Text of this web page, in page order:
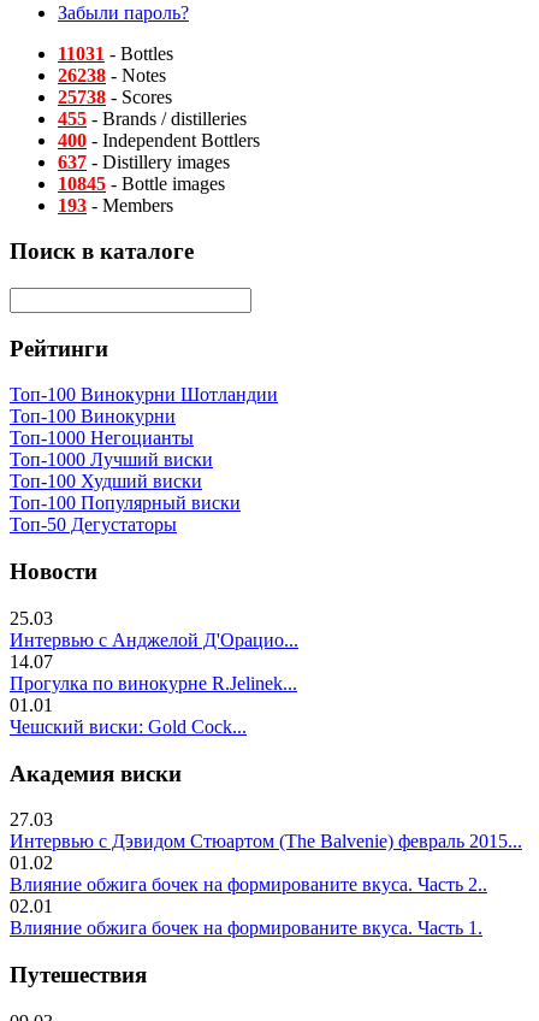
Забыли пароль?
11031 - Bottles
26238 - Notes
25738 - Scores
455 - Brands / distilleries
400 - Independent Bottlers
637 - Distillery images
10845 - Bottle images
193 - Members
Поиск в каталоге
Рейтинги
Топ-100 Винокурни Шотландии
Топ-100 Винокурни
Топ-1000 Негоцианты
Топ-1000 Лучший виски
Топ-100 Худший виски
Топ-100 Популярный виски
Топ-50 Дегустаторы
Новости
25.03
Интервью с Анджелой Д'Орацио...
14.07
Прогулка по винокурне R.Jelinek...
01.01
Чешский виски: Gold Cock...
Академия виски
27.03
Интервью с Дэвидом Стюартом (The Balvenie) февраль 2015...
01.02
Влияние обжига бочек на формированите вкуса. Часть 2..
02.01
Влияние обжига бочек на формированите вкуса. Часть 1.
Путешествия